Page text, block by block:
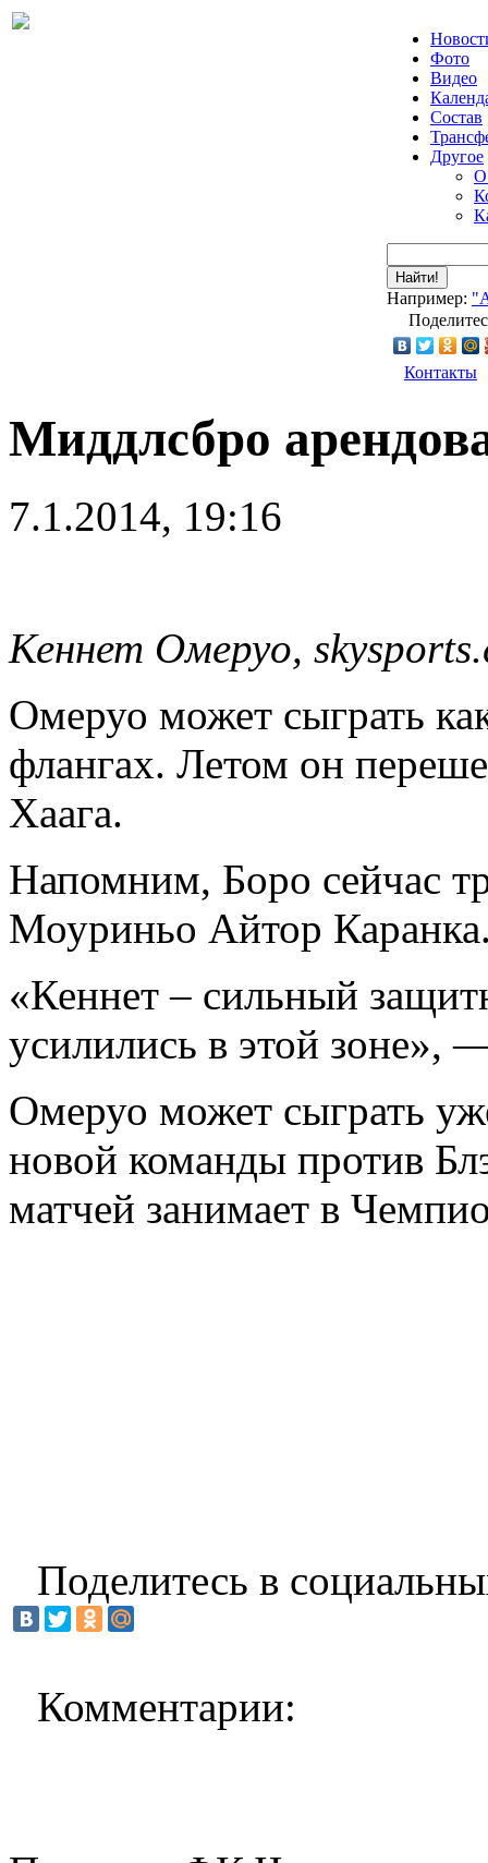
Фото
Видео
Состав
Другое
О
Найти!
Например:
Контакты
Миддлсбро
7.1.2014, 19:16
Кеннет Омеруо,
Омеруо может сыграть
флангах. Летом он
Хаага.
Напомним, Боро сейчас
Моуриньо Айтор
«Кеннет – сильный
усилились в этой зоне»,
Омеруо может сыграть
новой команды против
матчей занимает в
Поделитесь в
Комментарии: